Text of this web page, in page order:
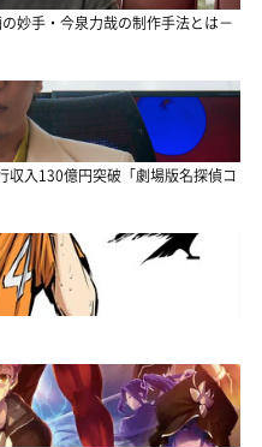
妙手・今泉力哉の制作手法とは－
収入130億円突破「劇場版名探偵コ